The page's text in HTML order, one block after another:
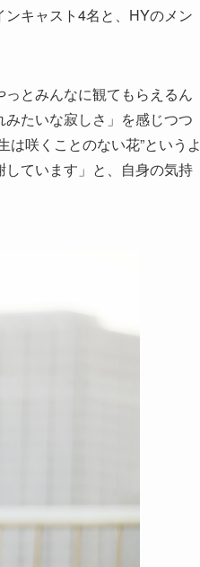
キャスト4名と、HYのメン
とみんなに観てもらえるん
たいな寂しさ」を感じつつ
咲くことのない花”というよ
ています」と、自身の気持